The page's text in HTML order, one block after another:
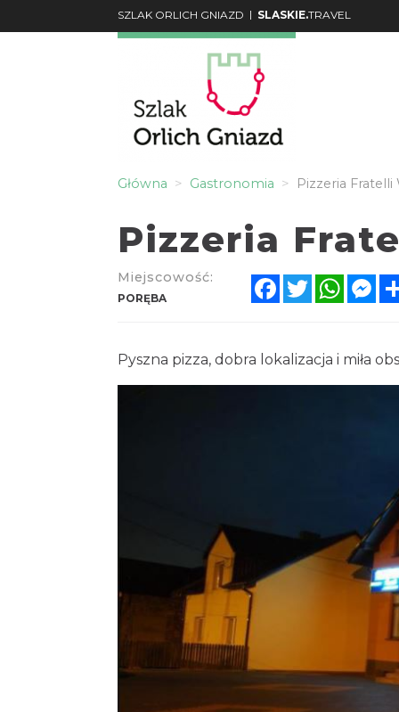
SZLAK ORLICH GNIAZD | SLASKIE.TRAVEL
Główna Gastronomia Pizzeria
Pizzeria
Miejscowość:
PORĘBA
FacebookTwitter
Pyszna pizza, dobra lokalizacja i miła